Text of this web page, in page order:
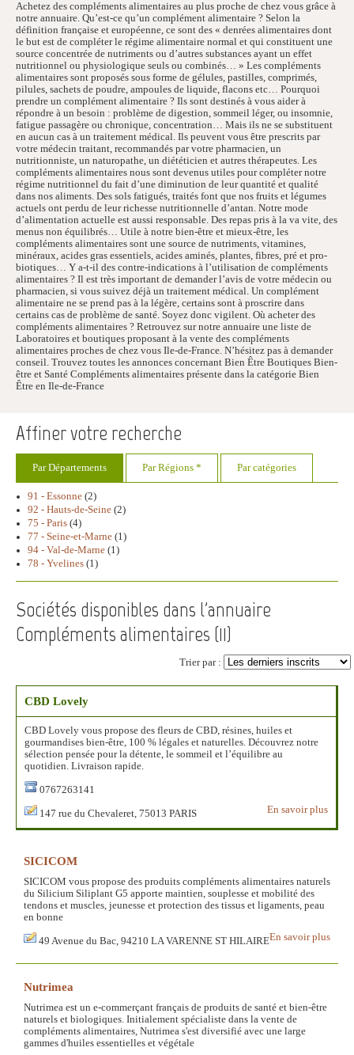
Achetez des compléments alimentaires au plus proche de chez vous grâce à
notre annuaire. Qu’est-ce qu’un complément alimentaire ? Selon la
définition française et européenne, ce sont des « denrées alimentaires dont
le but est de compléter le régime alimentaire normal et qui constituent une
source concentrée de nutriments ou d’autres substances ayant un effet
nutritionnel ou physiologique seuls ou combinés… » Les compléments
alimentaires sont proposés sous forme de gélules, pastilles, comprimés,
pilules, sachets de poudre, ampoules de liquide, flacons etc… Pourquoi
prendre un complément alimentaire ? Ils sont destinés à vous aider à
répondre à un besoin : problème de digestion, sommeil léger, ou insomnie,
fatigue passagère ou chronique, concentration… Mais ils ne se substituent
en aucun cas à un traitement médical. Ils peuvent vous être prescrits par
votre médecin traitant, recommandés par votre pharmacien, un
nutritionniste, un naturopathe, un diététicien et autres thérapeutes. Les
compléments alimentaires nous sont devenus utiles pour compléter notre
régime nutritionnel du fait d’une diminution de leur quantité et qualité
dans nos aliments. Des sols fatigués, traités font que nos fruits et légumes
actuels ont perdu de leur richesse nutritionnelle d’antan. Notre mode
d’alimentation actuelle est aussi responsable. Des repas pris à la va vite, des
menus non équilibrés… Utile à notre bien-être et mieux-être, les
compléments alimentaires sont une source de nutriments, vitamines,
minéraux, acides gras essentiels, acides aminés, plantes, fibres, pré et pro-
biotiques… Y a-t-il des contre-indications à l’utilisation de compléments
alimentaires ? Il est très important de demander l’avis de votre médecin ou
pharmacien, si vous suivez déjà un traitement médical. Un complément
alimentaire ne se prend pas à la légère, certains sont à proscrire dans
certains cas de problème de santé. Soyez donc vigilent. Où acheter des
compléments alimentaires ? Retrouvez sur notre annuaire une liste de
Laboratoires et boutiques proposant à la vente des compléments
alimentaires proches de chez vous Ile-de-France. N’hésitez pas à demander
conseil. Trouvez toutes les annonces concernant Bien Être Boutiques Bien-
être et Santé Compléments alimentaires présente dans la catégorie Bien
Être en Ile-de-France
Affiner votre recherche
Par Départements Par Régions * Par catégories
91 - Essonne (2)
92 - Hauts-de-Seine (2)
75 - Paris (4)
77 - Seine-et-Marne (1)
94 - Val-de-Marne (1)
78 - Yvelines (1)
Sociétés disponibles dans l'annuaire
Compléments alimentaires (11)
Trier par :
CBD Lovely
CBD Lovely vous propose des fleurs de CBD, résines, huiles et
gourmandises bien-être, 100 % légales et naturelles. Découvrez notre
sélection pensée pour la détente, le sommeil et l’équilibre au
quotidien. Livraison rapide.
0767263141
En savoir plus
147 rue du Chevaleret, 75013 PARIS
SICICOM
SICICOM vous propose des produits compléments alimentaires naturels
du Silicium Siliplant G5 apporte maintien, souplesse et mobilité des
tendons et muscles, jeunesse et protection des tissus et ligaments, peau
en bonne
En savoir plus
49 Avenue du Bac, 94210 LA VARENNE ST HILAIRE
Nutrimea
Nutrimea est un e-commerçant français de produits de santé et bien-être
naturels et biologiques. Initialement spécialiste dans la vente de
compléments alimentaires, Nutrimea s'est diversifié avec une large
gammes d'huiles essentielles et végétale